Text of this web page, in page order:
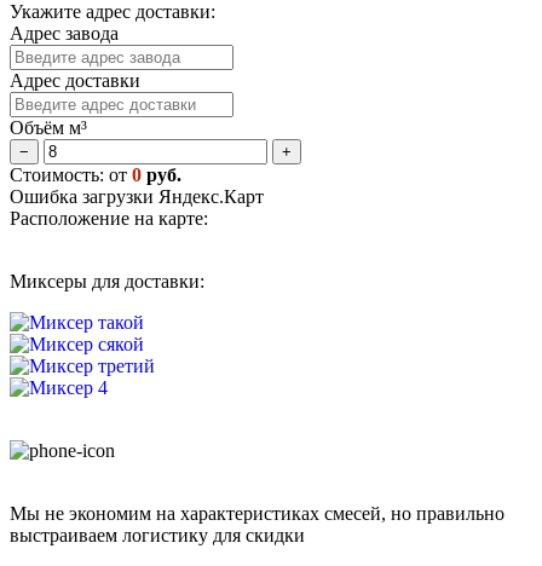
Укажите адрес доставки:
Адрес завода
Адрес доставки
Объём м³
− +
Стоимость: от 0 руб.
Ошибка загрузки Яндекс.Карт
Расположение на карте:
Миксеры для доставки:
Мы не экономим на характеристиках смесей, но правильно
выстраиваем логистику для скидки